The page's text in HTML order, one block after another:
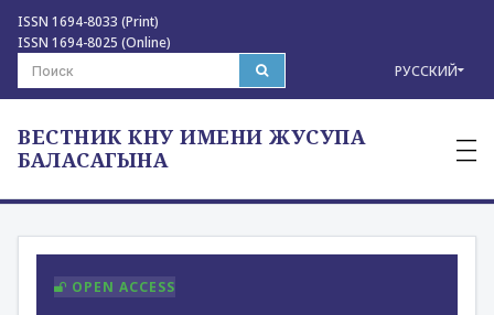
ISSN 1694-8033 (Print)
ISSN 1694-8025 (Online)
РУССКИЙ
ВЕСТНИК КНУ ИМЕНИ ЖУСУПА
БАЛАСАГЫНА
—
—
—
OPEN ACCESS